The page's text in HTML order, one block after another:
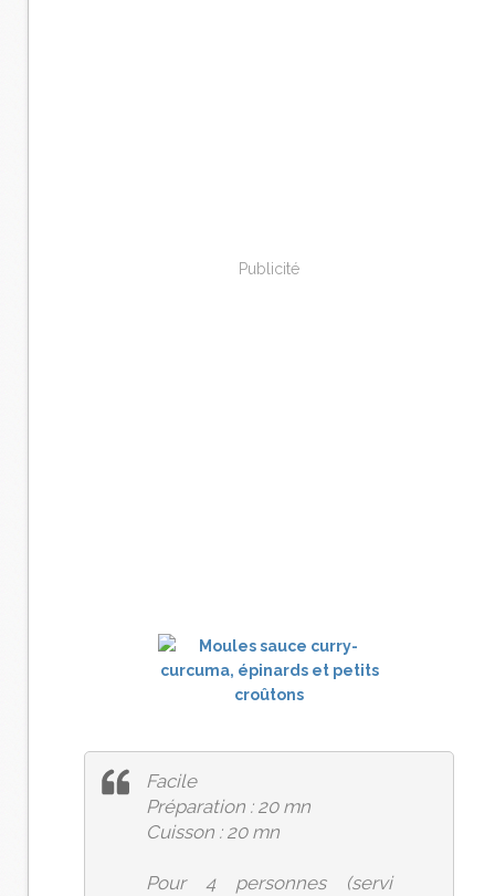
Publicité
Facile
Préparation : 20 mn
Cuisson : 20 mn
Pour 4 personnes (servi